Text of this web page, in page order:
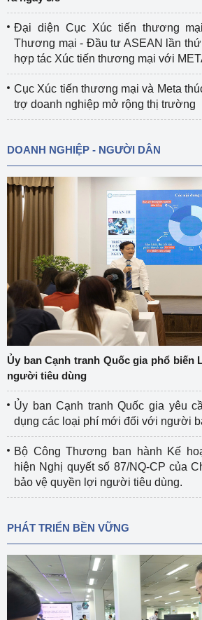
Đại diện Cục Xúc tiến thương
Thương mại - Đầu tư ASEAN lần
hợp tác Xúc tiến thương mại với
Cục Xúc tiến thương mại và Meta
trợ doanh nghiệp mở rộng thị trường
DOANH NGHIỆP - NGƯỜI DÂN
Ủy ban Cạnh tranh Quốc gia phổ biến
người tiêu dùng
Ủy ban Cạnh tranh Quốc gia yêu
dụng các loại phí mới đối với người
Bộ Công Thương ban hành Kế
hiện Nghị quyết số 87/NQ-CP của
bảo vệ quyền lợi người tiêu dùng.
PHÁT TRIỂN BỀN VỮNG